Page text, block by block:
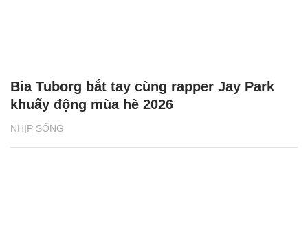
NHỊP SỐNG
Bia Tuborg bắt tay cùng rapper Jay Park
khuấy động mùa hè 2026